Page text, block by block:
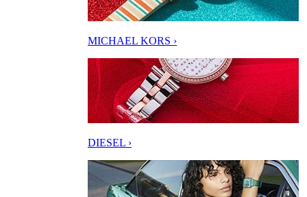
MICHAEL KORS ›
DIESEL ›